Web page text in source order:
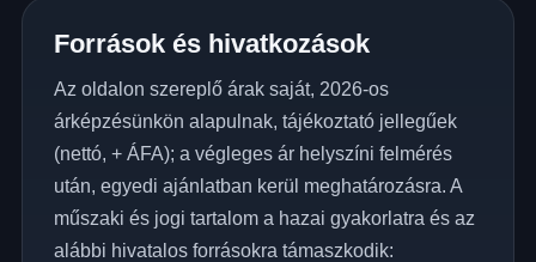
Források és hivatkozások
Az oldalon szereplő árak saját, 2026-os
árképzésünkön alapulnak, tájékoztató jellegűek
(nettó, + ÁFA); a végleges ár helyszíni felmérés
után, egyedi ajánlatban kerül meghatározásra. A
műszaki és jogi tartalom a hazai gyakorlatra és az
alábbi hivatalos forrásokra támaszkodik: